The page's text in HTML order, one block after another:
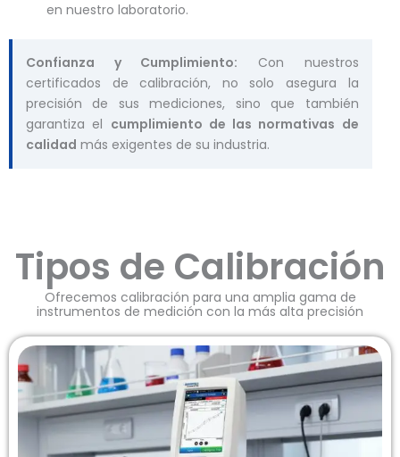
en nuestro laboratorio.
Confianza y Cumplimiento: Con nuestros
certificados de calibración, no solo asegura la
precisión de sus mediciones, sino que también
garantiza el cumplimiento de las normativas de
calidad más exigentes de su industria.
Tipos de Calibración
Ofrecemos calibración para una amplia gama de
instrumentos de medición con la más alta precisión